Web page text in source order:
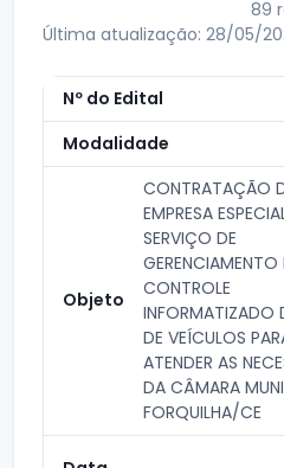
89
Última atualização: 28/05/
CONTRATAÇÃO
EMPRESA
SERVIÇO DE
GERENCIAMENTO
CONTROLE
INFORMATIZADO
DE VEÍCULOS
ATENDER AS
DA CÂMARA
FORQUILHA/CE